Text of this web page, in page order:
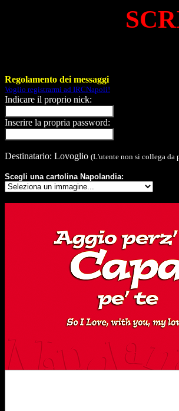
Regolamento dei messaggi
Voglio registrarmi ad IRCNapoli!
Indicare il proprio nick:
Inserire la propria password:
Destinatario: Lovoglio (L'utente non si collega da
Scegli una cartolina Napolandia: